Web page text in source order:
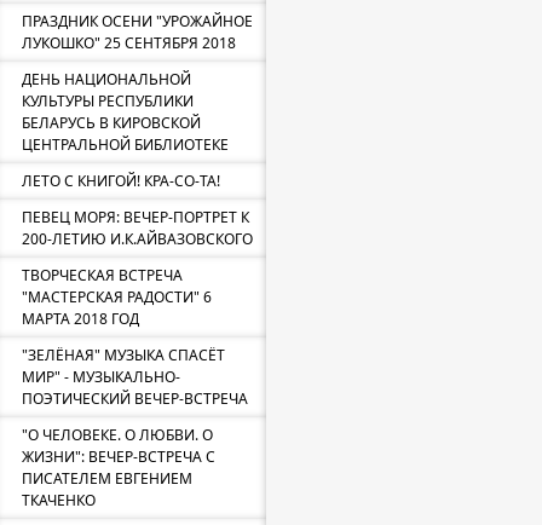
ПРАЗДНИК ОСЕНИ "УРОЖАЙНОЕ
ЛУКОШКО" 25 СЕНТЯБРЯ 2018
ДЕНЬ НАЦИОНАЛЬНОЙ
КУЛЬТУРЫ РЕСПУБЛИКИ
БЕЛАРУСЬ В КИРОВСКОЙ
ЦЕНТРАЛЬНОЙ БИБЛИОТЕКЕ
ЛЕТО С КНИГОЙ! КРА-СО-ТА!
ПЕВЕЦ МОРЯ: ВЕЧЕР-ПОРТРЕТ К
200-ЛЕТИЮ И.К.АЙВАЗОВСКОГО
ТВОРЧЕСКАЯ ВСТРЕЧА
"МАСТЕРСКАЯ РАДОСТИ" 6
МАРТА 2018 ГОД
"ЗЕЛЁНАЯ" МУЗЫКА СПАСЁТ
МИР" - МУЗЫКАЛЬНО-
ПОЭТИЧЕСКИЙ ВЕЧЕР-ВСТРЕЧА
"О ЧЕЛОВЕКЕ. О ЛЮБВИ. О
ЖИЗНИ": ВЕЧЕР-ВСТРЕЧА С
ПИСАТЕЛЕМ ЕВГЕНИЕМ
ТКАЧЕНКО